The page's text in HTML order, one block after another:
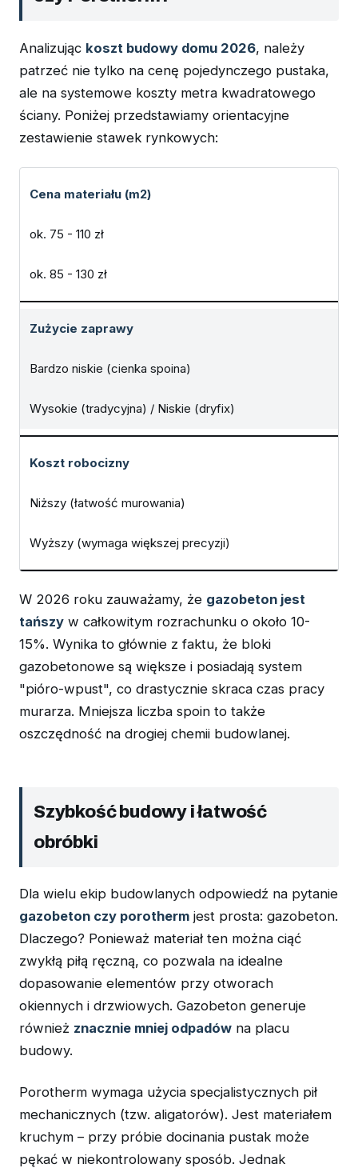
Analizując koszt budowy domu 2026, należy
patrzeć nie tylko na cenę pojedynczego pustaka,
ale na systemowe koszty metra kwadratowego
ściany. Poniżej przedstawiamy orientacyjne
zestawienie stawek rynkowych:
Cena materiału (m2)
ok. 75 - 110 zł
ok. 85 - 130 zł
Zużycie zaprawy
Bardzo niskie (cienka spoina)
Wysokie (tradycyjna) / Niskie (dryfix)
Koszt robocizny
Niższy (łatwość murowania)
Wyższy (wymaga większej precyzji)
W 2026 roku zauważamy, że gazobeton jest
tańszy w całkowitym rozrachunku o około 10-
15%. Wynika to głównie z faktu, że bloki
gazobetonowe są większe i posiadają system
"pióro-wpust", co drastycznie skraca czas pracy
murarza. Mniejsza liczba spoin to także
oszczędność na drogiej chemii budowlanej.
Szybkość budowy i łatwość
obróbki
Dla wielu ekip budowlanych odpowiedź na pytanie
gazobeton czy porotherm jest prosta: gazobeton.
Dlaczego? Ponieważ materiał ten można ciąć
zwykłą piłą ręczną, co pozwala na idealne
dopasowanie elementów przy otworach
okiennych i drzwiowych. Gazobeton generuje
również znacznie mniej odpadów na placu
budowy.
Porotherm wymaga użycia specjalistycznych pił
mechanicznych (tzw. aligatorów). Jest materiałem
kruchym – przy próbie docinania pustak może
pękać w niekontrolowany sposób. Jednak